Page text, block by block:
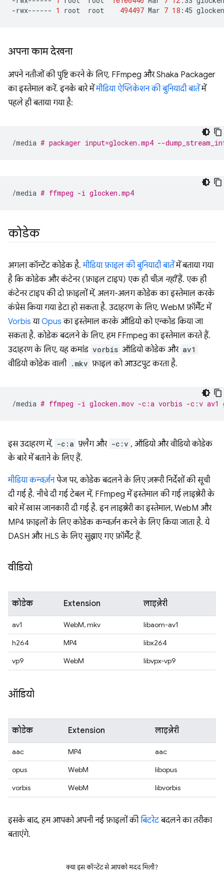
-rwx------ 1 root root 494497 Mar 7 18 :45
अपना काम देखना
अपने नतीजों की पुष्टि करने के लिए, FFmpeg और Shaka Packager
का इस्तेमाल करें. इनके बारे मेंमीडिया ऐप्लिकेशन की बुनियादी बातेंमें
पहले ही बताया गया है:
/media # packager input=glocken.mp4 --
/media # ffmpeg -i glocken.mp4
कोडेक
अगला कॉन्टेंट कोडेक है.मीडिया फ़ाइल की बुनियादी बातेंमें बताया गया
है कि कोडेक और कंटेनर (फ़ाइल टाइप) एक ही चीज़ नहींहैं. एक ही
कंटेनर टाइप की दो फ़ाइलों में, अलग-अलग कोडेक का इस्तेमाल करके
कंप्रेस किया गया डेटा हो सकता है. उदाहरण के लिए, WebM फ़ॉर्मैट में
Vorbis याOpus का इस्तेमाल करके ऑडियो को एन्कोड किया जा
सकता है. कोडेक बदलने के लिए, हम FFmpeg का इस्तेमाल करते हैं.
उदाहरण के लिए, यह कमांड vorbis ऑडियो कोडेक और av1
वीडियो कोडेक वाली .mkv फ़ाइल को आउटपुट करता है.
/media # ffmpeg -i glocken.mov -c:a vorbis -c:v av1
इस उदाहरण में, -c:a फ़्लैग और -c:v , ऑडियो और वीडियो कोडेक
के बारे में बताने के लिए हैं.
मीडिया कन्वर्ज़नपेज पर, कोडेक बदलने के लिए ज़रूरी निर्देशों की सूची
दी गई है. नीचे दी गई टेबल में, FFmpeg में इस्तेमाल की गई लाइब्रेरी के
बारे में खास जानकारी दी गई है. इन लाइब्रेरी का इस्तेमाल, WebM और
MP4 फ़ाइलों के लिए कोडेक कन्वर्ज़न करने के लिए किया जाता है. ये
DASH और HLS के लिए सुझाए गए फ़ॉर्मैट हैं.
वीडियो
कोडेक Extension लाइब्रेरी
av1 WebM, mkv
libaom-av1
h264
MP4
libx264
vp9
WebM libvpx-vp9
ऑडियो
कोडेक Extension लाइब्रेरी
aac MP4
aac
opus
WebM
libopus
vorbis
WebM libvorbis
इसके बाद, हम आपको अपनी नई फ़ाइलों कीबिटरेटबदलने का तरीका
बताएंगे.
क्या इस कॉन्टेंट से आपको मदद मिली?